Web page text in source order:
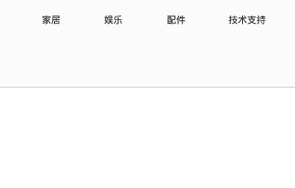
家居 娱乐 配件 技术支持